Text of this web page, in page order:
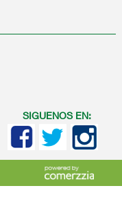
SIGUENOS EN: